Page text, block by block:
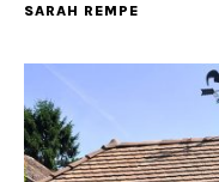
SARAH REMPE